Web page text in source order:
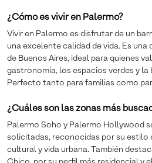
¿Cómo es vivir en Palermo?
Vivir en Palermo es disfrutar de un
una excelente calidad de vida. Es una
de Buenos Aires, ideal para quienes
gastronomía, los espacios verdes y la
Perfecto tanto para familias como
¿Cuáles son las zonas más
Palermo Soho y Palermo Hollywood
solicitadas, reconocidas por su
cultural y vida urbana. También